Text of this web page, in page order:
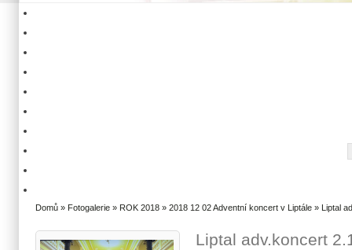
Domů » Fotogalerie » ROK 2018 » 2018 12 02 Adventní koncert v Liptále » Liptal
Liptal adv.koncert